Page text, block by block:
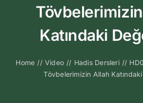
Katındaki
Home // Video // Hadis Dersleri //
Tövbelerimizin Allah